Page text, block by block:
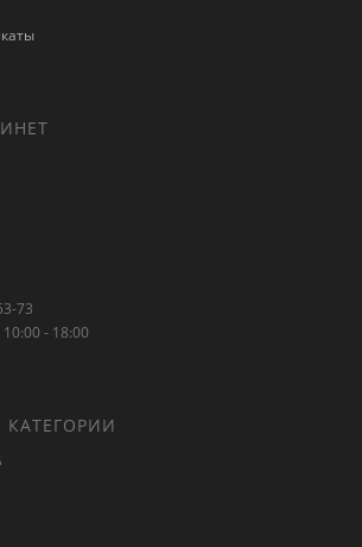
73
- 18:00